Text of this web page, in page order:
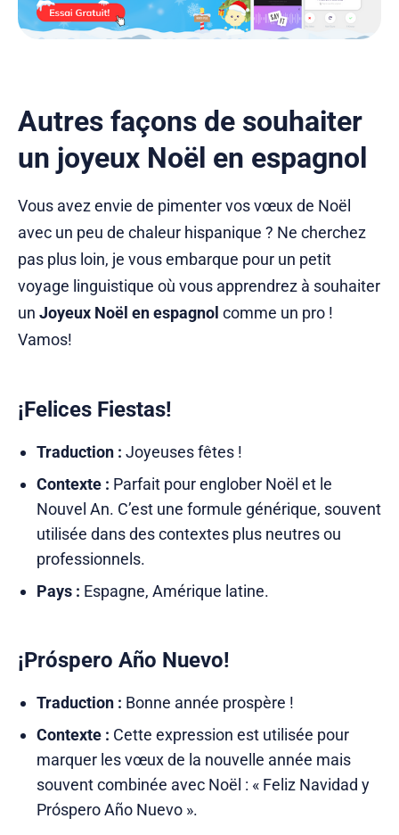
Autres façons de souhaiter
un joyeux Noël en espagnol
Vous avez envie de pimenter vos vœux de Noël
avec un peu de chaleur hispanique ? Ne cherchez
pas plus loin, je vous embarque pour un petit
voyage linguistique où vous apprendrez à souhaiter
un Joyeux Noël en espagnol comme un pro !
Vamos!
¡Felices Fiestas!
Traduction : Joyeuses fêtes !
Contexte : Parfait pour englober Noël et le
Nouvel An. C’est une formule générique, souvent
utilisée dans des contextes plus neutres ou
professionnels.
Pays : Espagne, Amérique latine.
¡Próspero Año Nuevo!
Traduction : Bonne année prospère !
Contexte : Cette expression est utilisée pour
marquer les vœux de la nouvelle année mais
souvent combinée avec Noël : « Feliz Navidad y
Próspero Año Nuevo ».